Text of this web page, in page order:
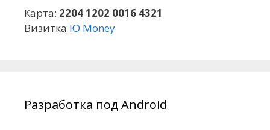
Карта: 2204 1202 0016 4321
Визитка Ю Money
Разработка под Android